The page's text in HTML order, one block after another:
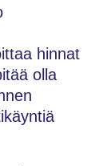
hinnat
olla